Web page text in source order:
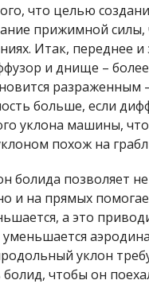
что целью
прижимной
Итак, переднее
и днище –
разраженным
больше, если
уклона машины, что
похож на
болида позволяет
и на прямых
а это
уменьшается
уклон
чтобы он